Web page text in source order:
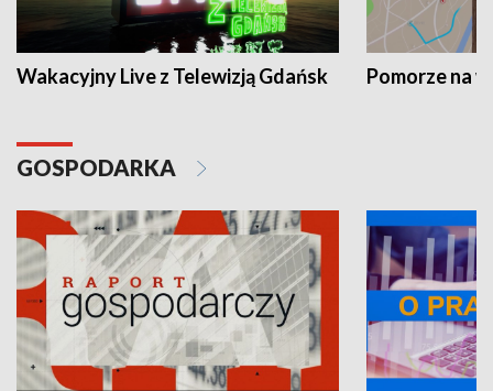
Wakacyjny Live z Telewizją Gdańsk Pomorze na
GOSPODARKA